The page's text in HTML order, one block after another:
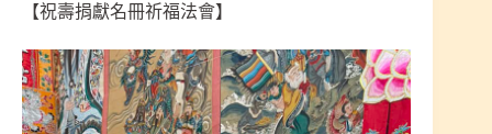
【祝壽捐獻名冊祈福法會】